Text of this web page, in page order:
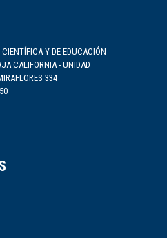
Y DE EDUCACIÓN
CALIFORNIA - UNIDAD
334